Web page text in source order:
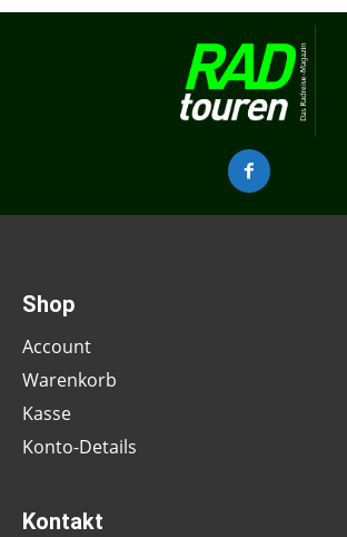
Shop
Account
Warenkorb
Kasse
Konto-Details
Kontakt